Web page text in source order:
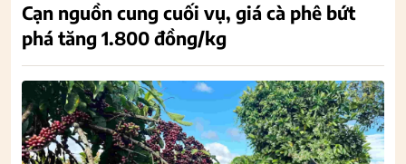
Cạn nguồn cung cuối vụ, giá cà phê bứt
phá tăng 1.800 đồng/kg